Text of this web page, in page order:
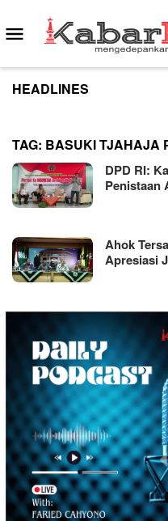
to
content
Mobile
Menu
HEADLINES
TAG: BASUKI TJAHAJA
DPD RI:
Penistaan
Ahok
Apresiasi